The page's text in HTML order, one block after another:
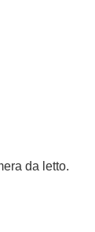
da letto.